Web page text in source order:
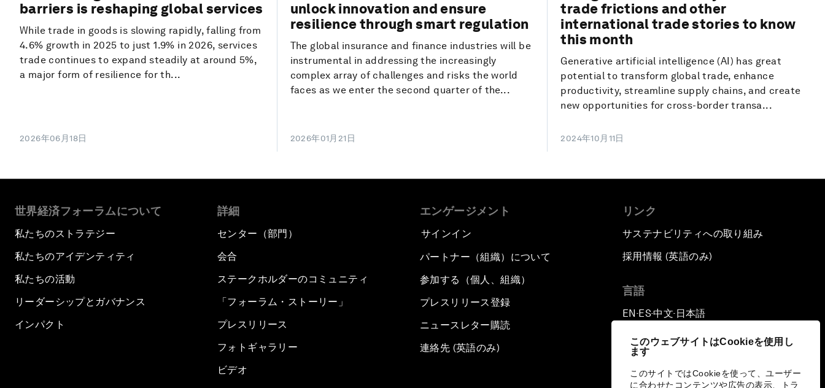
このウェブサイトはCookieを使用し
ます
このサイトではCookieを使って、ユーザー
に合わせたコンテンツや広告の表示、トラ
barriers is reshaping global services
While trade in goods is slowing rapidly, falling from
4.6% growth in 2025 to just 1.9% in 2026, services
trade continues to expand steadily at around 5%,
a major form of resilience for th...
2026年06月18日
unlock innovation and ensure
resilience through smart regulation
The global insurance and finance industries will be
instrumental in addressing the increasingly
complex array of challenges and risks the world
faces as we enter the second quarter of the...
2026年01月21日
trade frictions and other
international trade stories to know
this month
Generative artificial intelligence (AI) has great
potential to transform global trade, enhance
productivity, streamline supply chains, and create
new opportunities for cross-border transa...
2024年10月11日
世界経済フォーラムについて
私たちのストラテジー
私たちのアイデンティティ
私たちの活動
リーダーシップとガバナンス
インパクト
詳細
センター（部門）
会合
ステークホルダーのコミュニティ
「フォーラム・ストーリー」
プレスリリース
フォトギャラリー
ビデオ
エンゲージメント
サインイン
パートナー（組織）について
参加する（個人、組織）
プレスリリース登録
ニュースレター購読
連絡先 (英語のみ)
リンク
サステナビリティへの取り組み
採用情報 (英語のみ)
言語
EN ▪ ES▪中文▪ 日本語